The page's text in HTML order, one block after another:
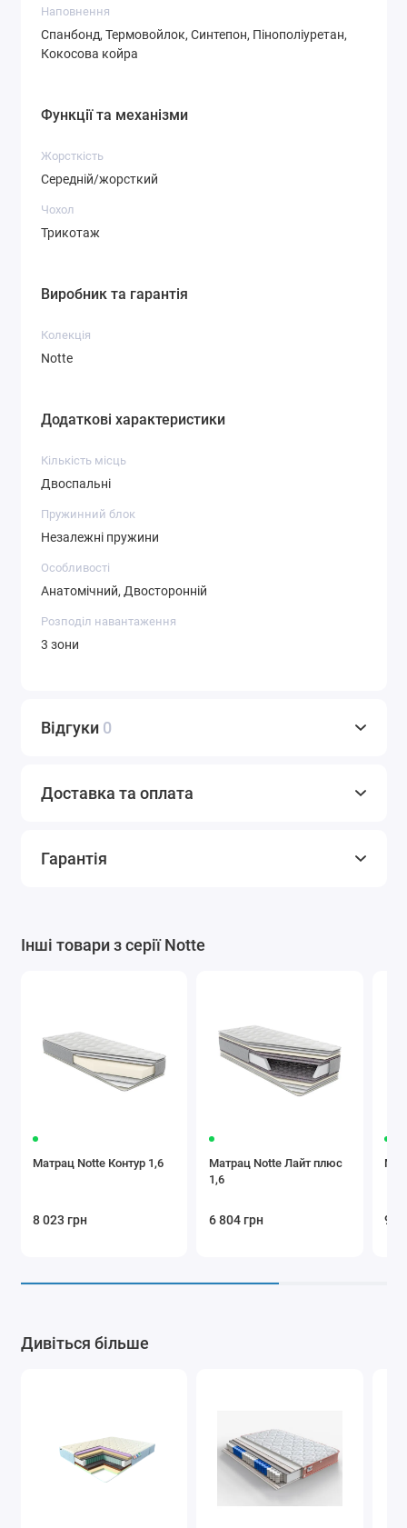
Наповнення
Спанбонд, Термовойлок, Синтепон, Пінополіуретан,
Кокосова койра
Функції та механізми
Жорсткість
Середній/жорсткий
Чохол
Трикотаж
Виробник та гарантія
Колекція
Notte
Додаткові характеристики
Кількість місць
Двоспальні
Пружинний блок
Незалежні пружини
Особливості
Анатомічний, Двосторонній
Розподіл навантаження
3 зони
Відгуки 0
Доставка та оплата
Гарантія
Інші товари з серії Notte
Матрац Notte Контур 1,6
8 023 грн
Матрац Notte Лайт плюс
1,6
6 804 грн 9
Дивіться більше